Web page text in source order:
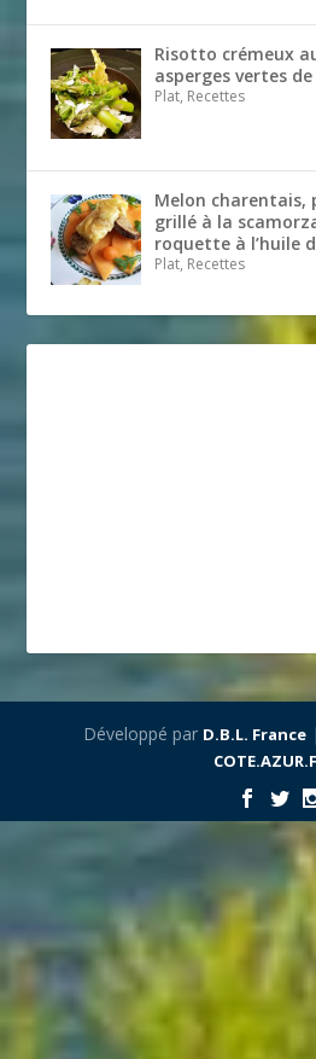
Risotto crémeux
asperges vertes de
Plat, Recettes
Melon charentais,
grillé à la
roquette à l’huile
Plat, Recettes
Développé par D.B.L. France|